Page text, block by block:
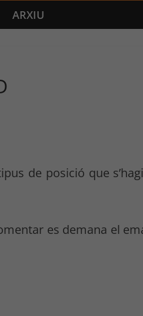
ARXIU
de posició que
es demana el